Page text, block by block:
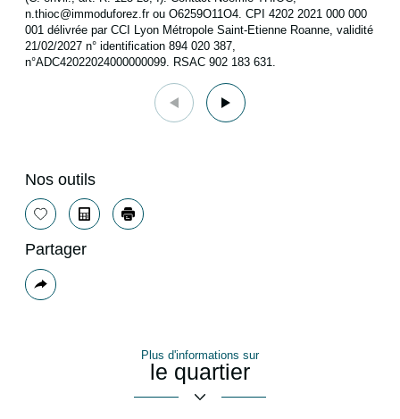
n.thioc@immoduforez.fr ou O6259O11O4. CPI 4202 2021 000 000
001 délivrée par CCI Lyon Métropole Saint-Etienne Roanne, validité
21/02/2027 n° identification 894 020 387,
n°ADC42022024000000099. RSAC 902 183 631.
Nos outils
SélectionnerCalculatriceImprimer
Partager
Plus
de
Plus d'informations sur
le quartier